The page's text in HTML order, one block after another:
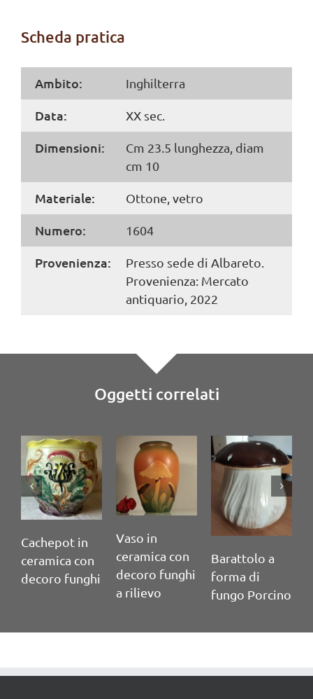
Scheda pratica
Ambito: Inghilterra
Data: XX sec.
Dimensioni:
Cm 23.5 lunghezza, diam
cm 10
Materiale: Ottone, vetro
Numero: 1604
Provenienza:
Presso sede di Albareto.
Provenienza: Mercato
antiquario, 2022
Oggetti correlati
Cachepot in
ceramica con
decoro funghi
Vaso in
ceramica con
decoro funghi
a rilievo
Barattolo a
forma di
fungo Porcino